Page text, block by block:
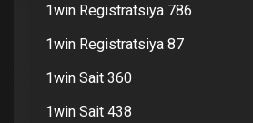
1win Registratsiya 786
1win Registratsiya 87
1win Sait 360
1win Sait 438